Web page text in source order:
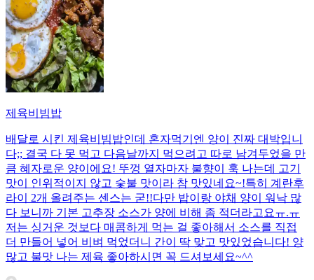
제육비빔밥
배달로 시킨 제육비빔밥인데 혼자먹기엔 양이 진짜 대박입니
다;; 결국 다 못 먹고 다음날까지 먹으려고 따로 남겨두었을 만
큼 혜자로운 양이에요! 뚜껑 열자마자 불향이 훅 나는데 고기
맛이 인위적이지 않고 숯불 맛이라 참 맛있네요~!특히 계란후
라이 2개 올려주는 센스는 굳!! ​다만 밥이랑 야채 양이 워낙 많
다 보니까 기본 고추장 소스가 양에 비해 좀 적더라고요ㅠ.ㅠ
저는 싱거운 것보다 매콤하게 먹는 걸 좋아해서 소스를 직접
더 만들어 넣어 비벼 먹었더니 간이 딱 맞고 맛있었습니다! 양
많고 불맛 나는 제육 좋아하시면 꼭 드셔보세요~^^